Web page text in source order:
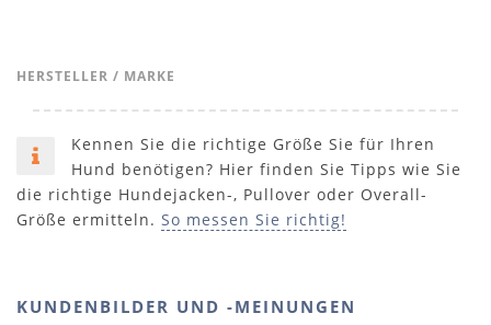
HERSTELLER / MARKE
Kennen Sie die richtige Größe Sie für Ihren
Hund benötigen? Hier finden Sie Tipps wie Sie
die richtige Hundejacken-, Pullover oder Overall-
Größe ermitteln. So messen Sie richtig!
KUNDENBILDER UND -MEINUNGEN